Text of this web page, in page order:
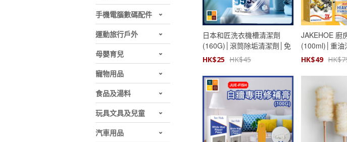
手機電腦數碼配件
運動旅行戶外
母嬰育兒
寵物用品
食品及湯料
玩具文具及兒童
汽車用品
日本和匠洗衣機槽清潔劑
(160G)│滾筒除垢清潔劑│免
浸泡去污漬神器
HK$25 HK$45
JAKEHOE 廚
(100ml)│重油
煙機爐台廚具
HK$49 HK$